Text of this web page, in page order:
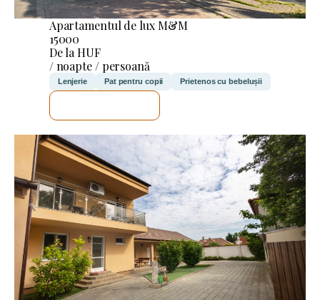
Apartamentul de lux M&M
15000
De la HUF
/ noapte / persoană
Lenjerie Pat pentru copii Prietenos cu bebelușii